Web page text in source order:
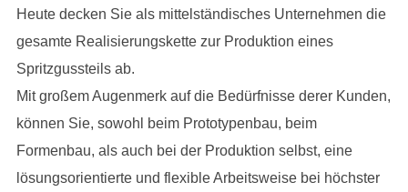
Heute decken Sie als mittelständisches Unternehmen die
gesamte Realisierungskette zur Produktion eines
Spritzgussteils ab.
Mit großem Augenmerk auf die Bedürfnisse derer Kunden,
können Sie, sowohl beim Prototypenbau, beim
Formenbau, als auch bei der Produktion selbst, eine
lösungsorientierte und flexible Arbeitsweise bei höchster